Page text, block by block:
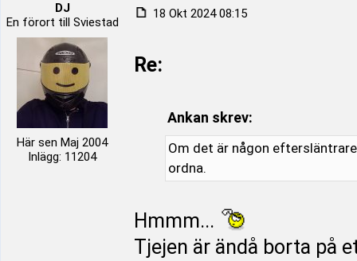
DJ
En förort till Sviestad
Här sen Maj 2004
Inlägg: 11204
18 Okt 2024 08:15
Re:
Ankan skrev:
Om det är någon
ordna.
Hmmm...
Tjejen är ändå borta på